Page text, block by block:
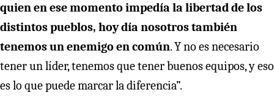
quien en ese momento impedía la libertad de los
distintos pueblos, hoy día nosotros también
tenemos un enemigo en común. Y no es necesario
tener un líder, tenemos que tener buenos equipos, y eso
es lo que puede marcar la diferencia”.